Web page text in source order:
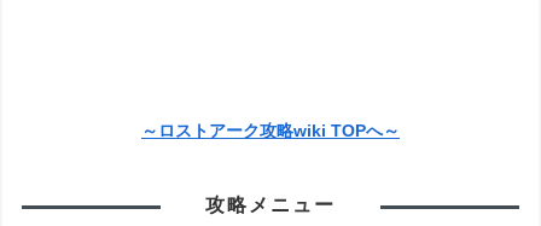
～ロストアーク攻略wiki TOPへ～
攻略メニュー